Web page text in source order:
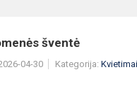
šventė
04-30 Kategorija: Kvietimai